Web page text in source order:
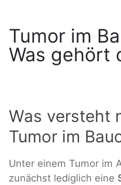
Tumor im
Was gehört
Was versteht
Tumor im
Unter einem Tumor im
zunächst lediglich eine